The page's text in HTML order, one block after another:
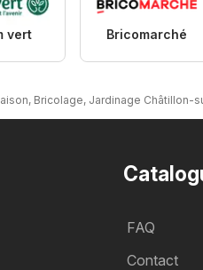
vert Bricomarché
Bricolage, Jardinage Châtillon-
FAQ
Contact